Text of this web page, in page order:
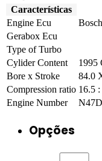
Características
Engine Ecu
Gerabox Ecu
Type of Turbo
Cylider Content
1995
Bore x Stroke
84.0
Compression ratio 16.5 :
Engine Number
Opções